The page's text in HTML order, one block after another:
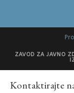
ZAVOD ZA JAVNO
Kontaktirajte